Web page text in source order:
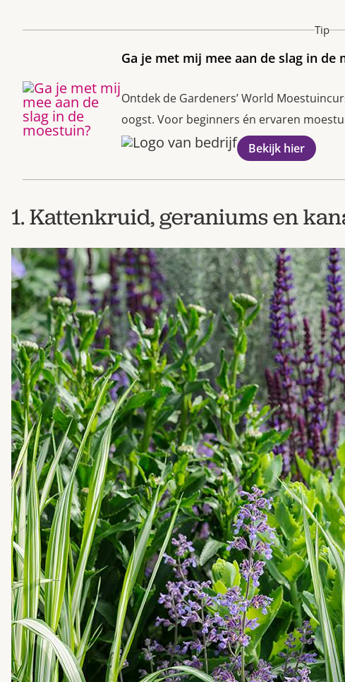
Tip
Ga je met mij mee aan de slag in de
Ontdek de Gardeners’ World
oogst. Voor beginners én ervaren
Bekijk hier
1. Kattenkruid, geraniums en